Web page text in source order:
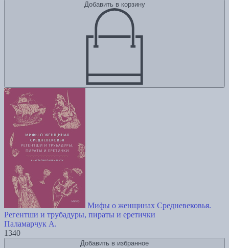
Добавить в корзину
Мифы о женщинах Средневековья.
Регентши и трубадуры, пираты и еретички
Паламарчук А.
1340
Добавить в избранное